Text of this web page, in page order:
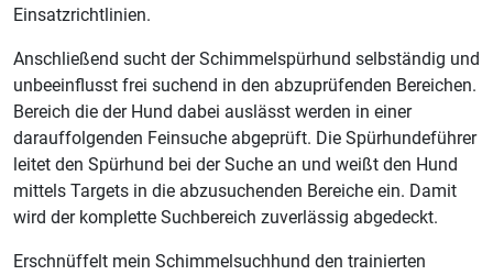
Einsatzrichtlinien.
Anschließend sucht der Schimmelspürhund selbständig und
unbeeinflusst frei suchend in den abzuprüfenden Bereichen.
Bereich die der Hund dabei auslässt werden in einer
darauffolgenden Feinsuche abgeprüft. Die Spürhundeführer
leitet den Spürhund bei der Suche an und weißt den Hund
mittels Targets in die abzusuchenden Bereiche ein. Damit
wird der komplette Suchbereich zuverlässig abgedeckt.
Erschnüffelt mein Schimmelsuchhund den trainierten